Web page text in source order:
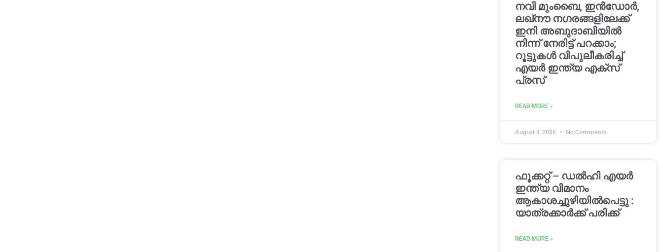
നവി മുംബൈ, ഇൻഡോർ,
ലഖ്നൗ നഗരങ്ങളിലേക്ക്
ഇനി അബുദാബിയിൽ
നിന്ന് നേരിട്ട് പറക്കാം;
റൂട്ടുകൾ വിപുലീകരിച്ച്
എയർ ഇന്ത്യ എക്സ്
പ്രസ്
READ MORE »
August 4, 2026 No Comments
ഫൂക്കറ്റ് – ഡൽഹി എയര്‍
ഇന്ത്യ വിമാനം
ആകാശച്ചുഴിയില്‍പെട്ടു :
യാത്രക്കാര്‍ക്ക് പരിക്ക്
READ MORE »